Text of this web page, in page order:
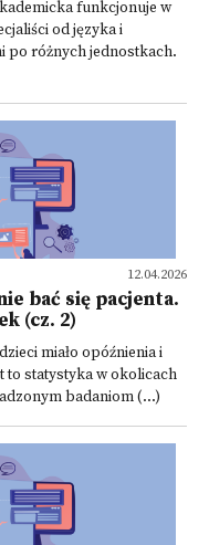
funkcjonuje w
od języka i
po różnych jednostkach.
12.04.2026
bać się pacjenta.
(cz. 2)
miało opóźnienia i
to statystyka w okolicach
badaniom (...)